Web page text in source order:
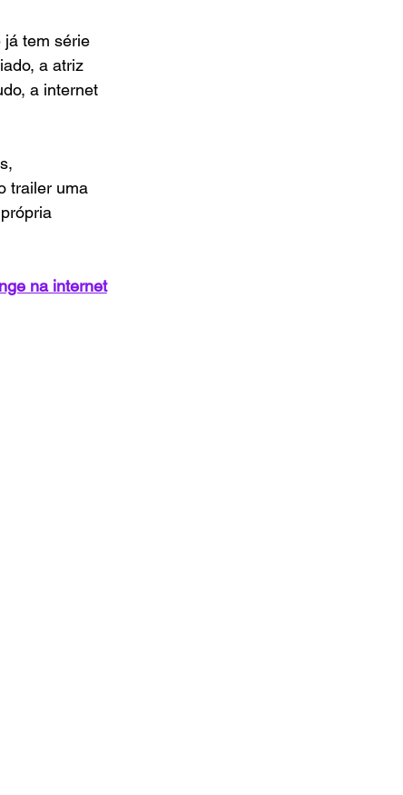
já tem série
a atriz
a internet
trailer uma
na internet